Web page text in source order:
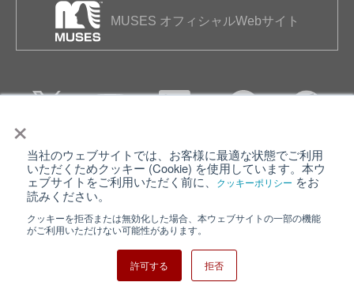
×
当社のウェブサイトでは、お客様に最適な状態でご利用
いただくためクッキー (Cookie) を使用しています。本ウ
ェブサイトをご利用いただく前に、
クッキーポリシー をお
読みください。
クッキーを拒否または無効化した場合、本ウェブサイトの一部の機能
がご利用いただけない可能性があります。
許可する 拒否
MUSES オフィシャルWebサイト
個人情報保護について ウェブサイト利用規約
クッキーポリシー
日清紡ホールディングス
Copyright ⓒ Nisshinbo Micro Devices Inc. All Rights Reserved.